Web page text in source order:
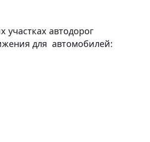
участках автодорог
для автомобилей: